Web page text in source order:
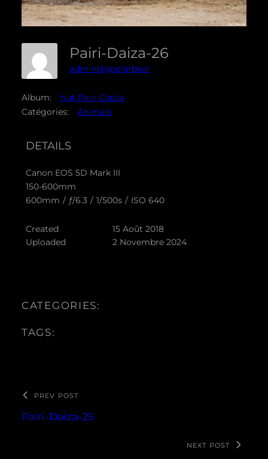
Pairi-Daiza-26
adminbigpolarbear
Album:
Nat-Pairi-Daiza
Catégories:
Animals
DETAILS
Canon EOS 5D Mark III
150-600mm
600mm / ƒ/6.3 / 1/500s / ISO 640
Created
15 Août 2018
Uploaded
2 Novembre 2024
CATEGORIES:
TAGS:
PREV POST
Pairi-Daiza-25
NEXT POST